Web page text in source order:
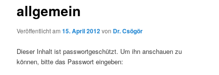
allgemein
Veröffentlicht am15. April 2012von Dr. Csögör
Dieser Inhalt ist passwortgeschützt. Um ihn anschauen zu
können, bitte das Passwort eingeben: